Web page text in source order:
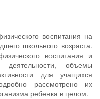
воспитания на
школьного возраста.
воспитания и
объемы
для учащихся
рассмотрено их
ребенка в целом.